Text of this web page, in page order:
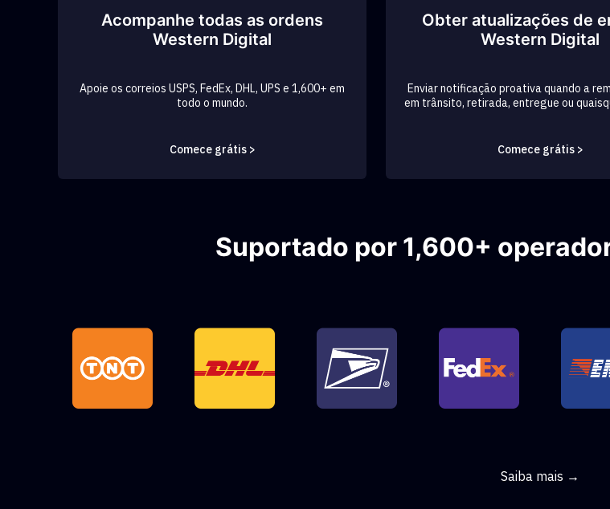
Acompanhe todas as ordens
Western Digital
Apoie os correios USPS, FedEx, DHL, UPS e 1,600+ em
todo o mundo.
Comece grátis >
Obter atualizações de
Western Digital
Enviar notificação proativa quando a
em trânsito, retirada, entregue ou
Comece grátis >
Suportado por 1,600+
Saiba mais →